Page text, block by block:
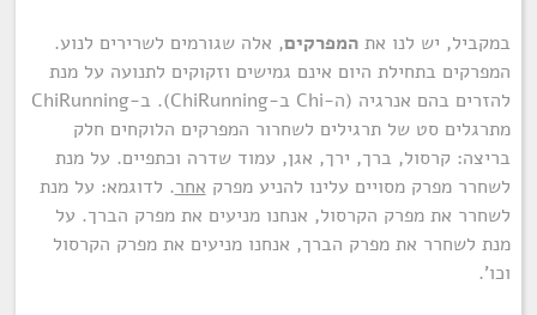
במקביל, יש לנו אתהמפרקים, אלה שגורמים לשרירים לנוע.
המפרקים בתחילת היום אינם גמישים וזקוקים לתנועה על מנת
להזרים בהם אנרגיה (ה-Chi ב-ChiRunning). ב-ChiRunning
מתרגלים סט של תרגילים לשחרור המפרקים הלוקחים חלק
בריצה: קרסול, ברך, ירך, אגן, עמוד שדרה וכתפיים. על מנת
לשחרר מפרק מסויים עלינו להניע מפרק אחר. לדוגמא: על מנת
לשחרר את מפרק הקרסול, אנחנו מניעים את מפרק הברך. על
מנת לשחרר את מפרק הברך, אנחנו מניעים את מפרק הקרסול
וכו'.